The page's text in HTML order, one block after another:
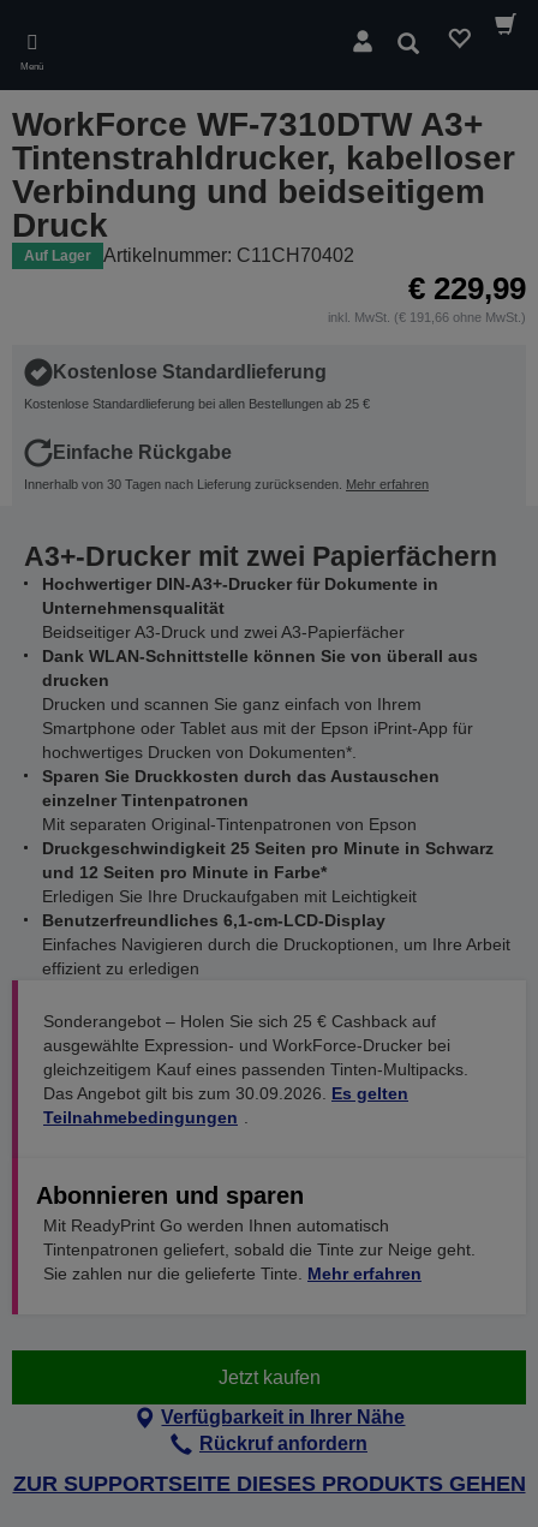
main
content
Menü
Suchen
WorkForce WF-7310DTW A3+
Tintenstrahldrucker, kabelloser
Verbindung und beidseitigem
Druck
Auf Lager Artikelnummer: C11CH70402
€ 229,99
inkl. MwSt. (€ 191,66 ohne MwSt.)
Kostenlose Standardlieferung
Kostenlose Standardlieferung bei allen Bestellungen ab 25 €
Einfache Rückgabe
Innerhalb von 30 Tagen nach Lieferung zurücksenden. Mehr erfahren
A3+-Drucker mit zwei Papierfächern
Hochwertiger DIN-A3+-Drucker für Dokumente in
Unternehmensqualität
Beidseitiger A3-Druck und zwei A3-Papierfächer
Dank WLAN-Schnittstelle können Sie von überall aus
drucken
Drucken und scannen Sie ganz einfach von Ihrem
Smartphone oder Tablet aus mit der Epson iPrint-App für
hochwertiges Drucken von Dokumenten*.
Sparen Sie Druckkosten durch das Austauschen
einzelner Tintenpatronen
Mit separaten Original-Tintenpatronen von Epson
Druckgeschwindigkeit 25 Seiten pro Minute in Schwarz
und 12 Seiten pro Minute in Farbe*
Erledigen Sie Ihre Druckaufgaben mit Leichtigkeit
Benutzerfreundliches 6,1-cm-LCD-Display
Einfaches Navigieren durch die Druckoptionen, um Ihre Arbeit
effizient zu erledigen
Sonderangebot – Holen Sie sich 25 € Cashback auf
ausgewählte Expression- und WorkForce-Drucker bei
gleichzeitigem Kauf eines passenden Tinten-Multipacks.
Das Angebot gilt bis zum 30.09.2026. Es gelten
Teilnahmebedingungen
Abonnieren und sparen
Mit ReadyPrint Go werden Ihnen automatisch
Tintenpatronen geliefert, sobald die Tinte zur Neige geht.
Sie zahlen nur die gelieferte Tinte.
Mehr erfahren
Jetzt kaufen
Verfügbarkeit in Ihrer Nähe
Rückruf anfordern
ZUR SUPPORTSEITE DIESES PRODUKTS GEHEN